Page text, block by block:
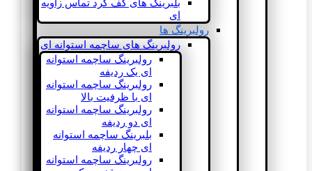
بلبرینگ های کف گرد تماس زاویه
ای
رولبرینگ ها
رولبرینگ های ساچمه استوانه ای
رولبرینگ ساچمه استوانه
ای یک ردیفه
رولبرینگ ساچمه استوانه
ای با ظرفیت بالا
رولبرینگ ساچمه استوانه
ای دو ردیفه
بلبرینگ ساچمه استوانه
ای چهار ردیفه
رولبرینگ ساچمه استوانه